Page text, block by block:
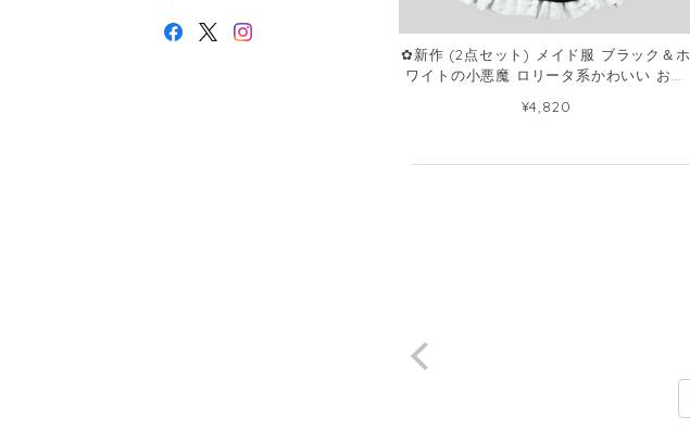
✿新作 (2点セット) メイド服 ブラック＆ホ
ワイトの小悪魔 ロリータ系かわいい お料
¥4,820